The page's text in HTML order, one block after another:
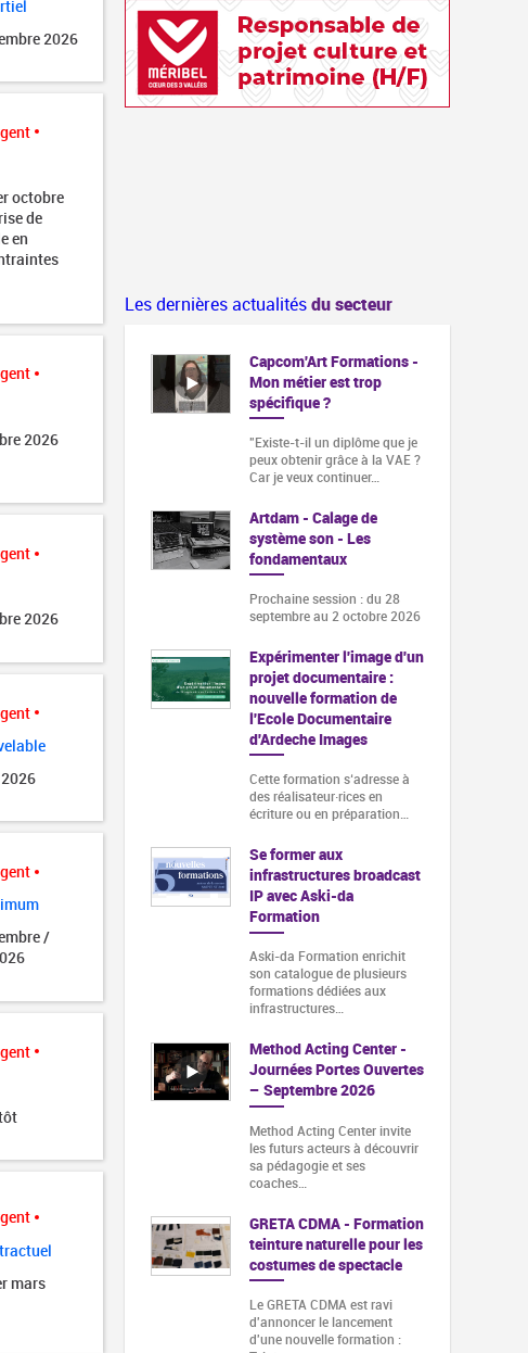
2026
octobre
de
en
2026
2026
/
mars
Les dernières actualitésdu secteur
Capcom'Art Formations -
Mon métier est trop
spécifique ?
"Existe-t-il un diplôme que je
peux obtenir grâce à la VAE ?
Car je veux continuer…
Artdam - Calage de
système son - Les
fondamentaux
Prochaine session : du 28
septembre au 2 octobre 2026
Expérimenter l'image d'un
projet documentaire :
nouvelle formation de
l'Ecole Documentaire
d'Ardeche Images
Cette formation s‘adresse à
des réalisateur·rices en
écriture ou en préparation…
Se former aux
infrastructures broadcast
IP avec Aski-da
Formation
Aski-da Formation enrichit
son catalogue de plusieurs
formations dédiées aux
infrastructures…
Method Acting Center -
Journées Portes Ouvertes
– Septembre 2026
Method Acting Center invite
les futurs acteurs à découvrir
sa pédagogie et ses
coaches…
GRETA CDMA - Formation
teinture naturelle pour les
costumes de spectacle
Le GRETA CDMA est ravi
d'annoncer le lancement
d'une nouvelle formation :